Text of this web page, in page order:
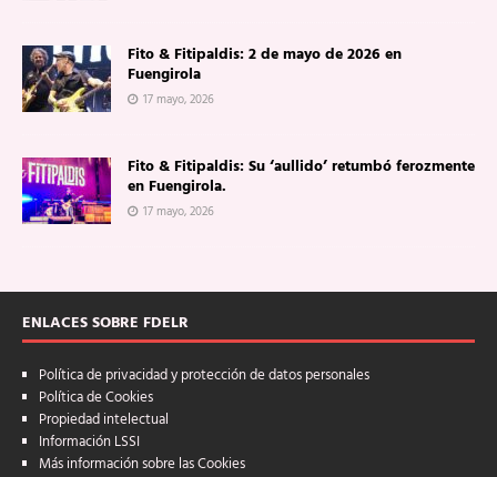
Fito & Fitipaldis: 2 de mayo de 2026 en
Fuengirola
17 mayo, 2026
Fito & Fitipaldis: Su ‘aullido’ retumbó ferozmente
en Fuengirola.
17 mayo, 2026
ENLACES SOBRE FDELR
Política de privacidad y protección de datos personales
Política de Cookies
Propiedad intelectual
Información LSSI
Más información sobre las Cookies